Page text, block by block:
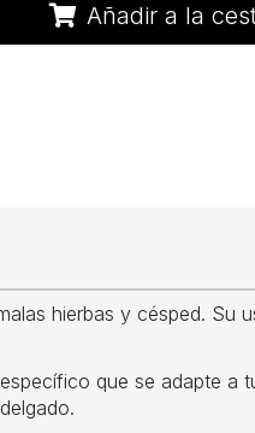
Añadir a la
hierbas y césped. Su
que se adapte a